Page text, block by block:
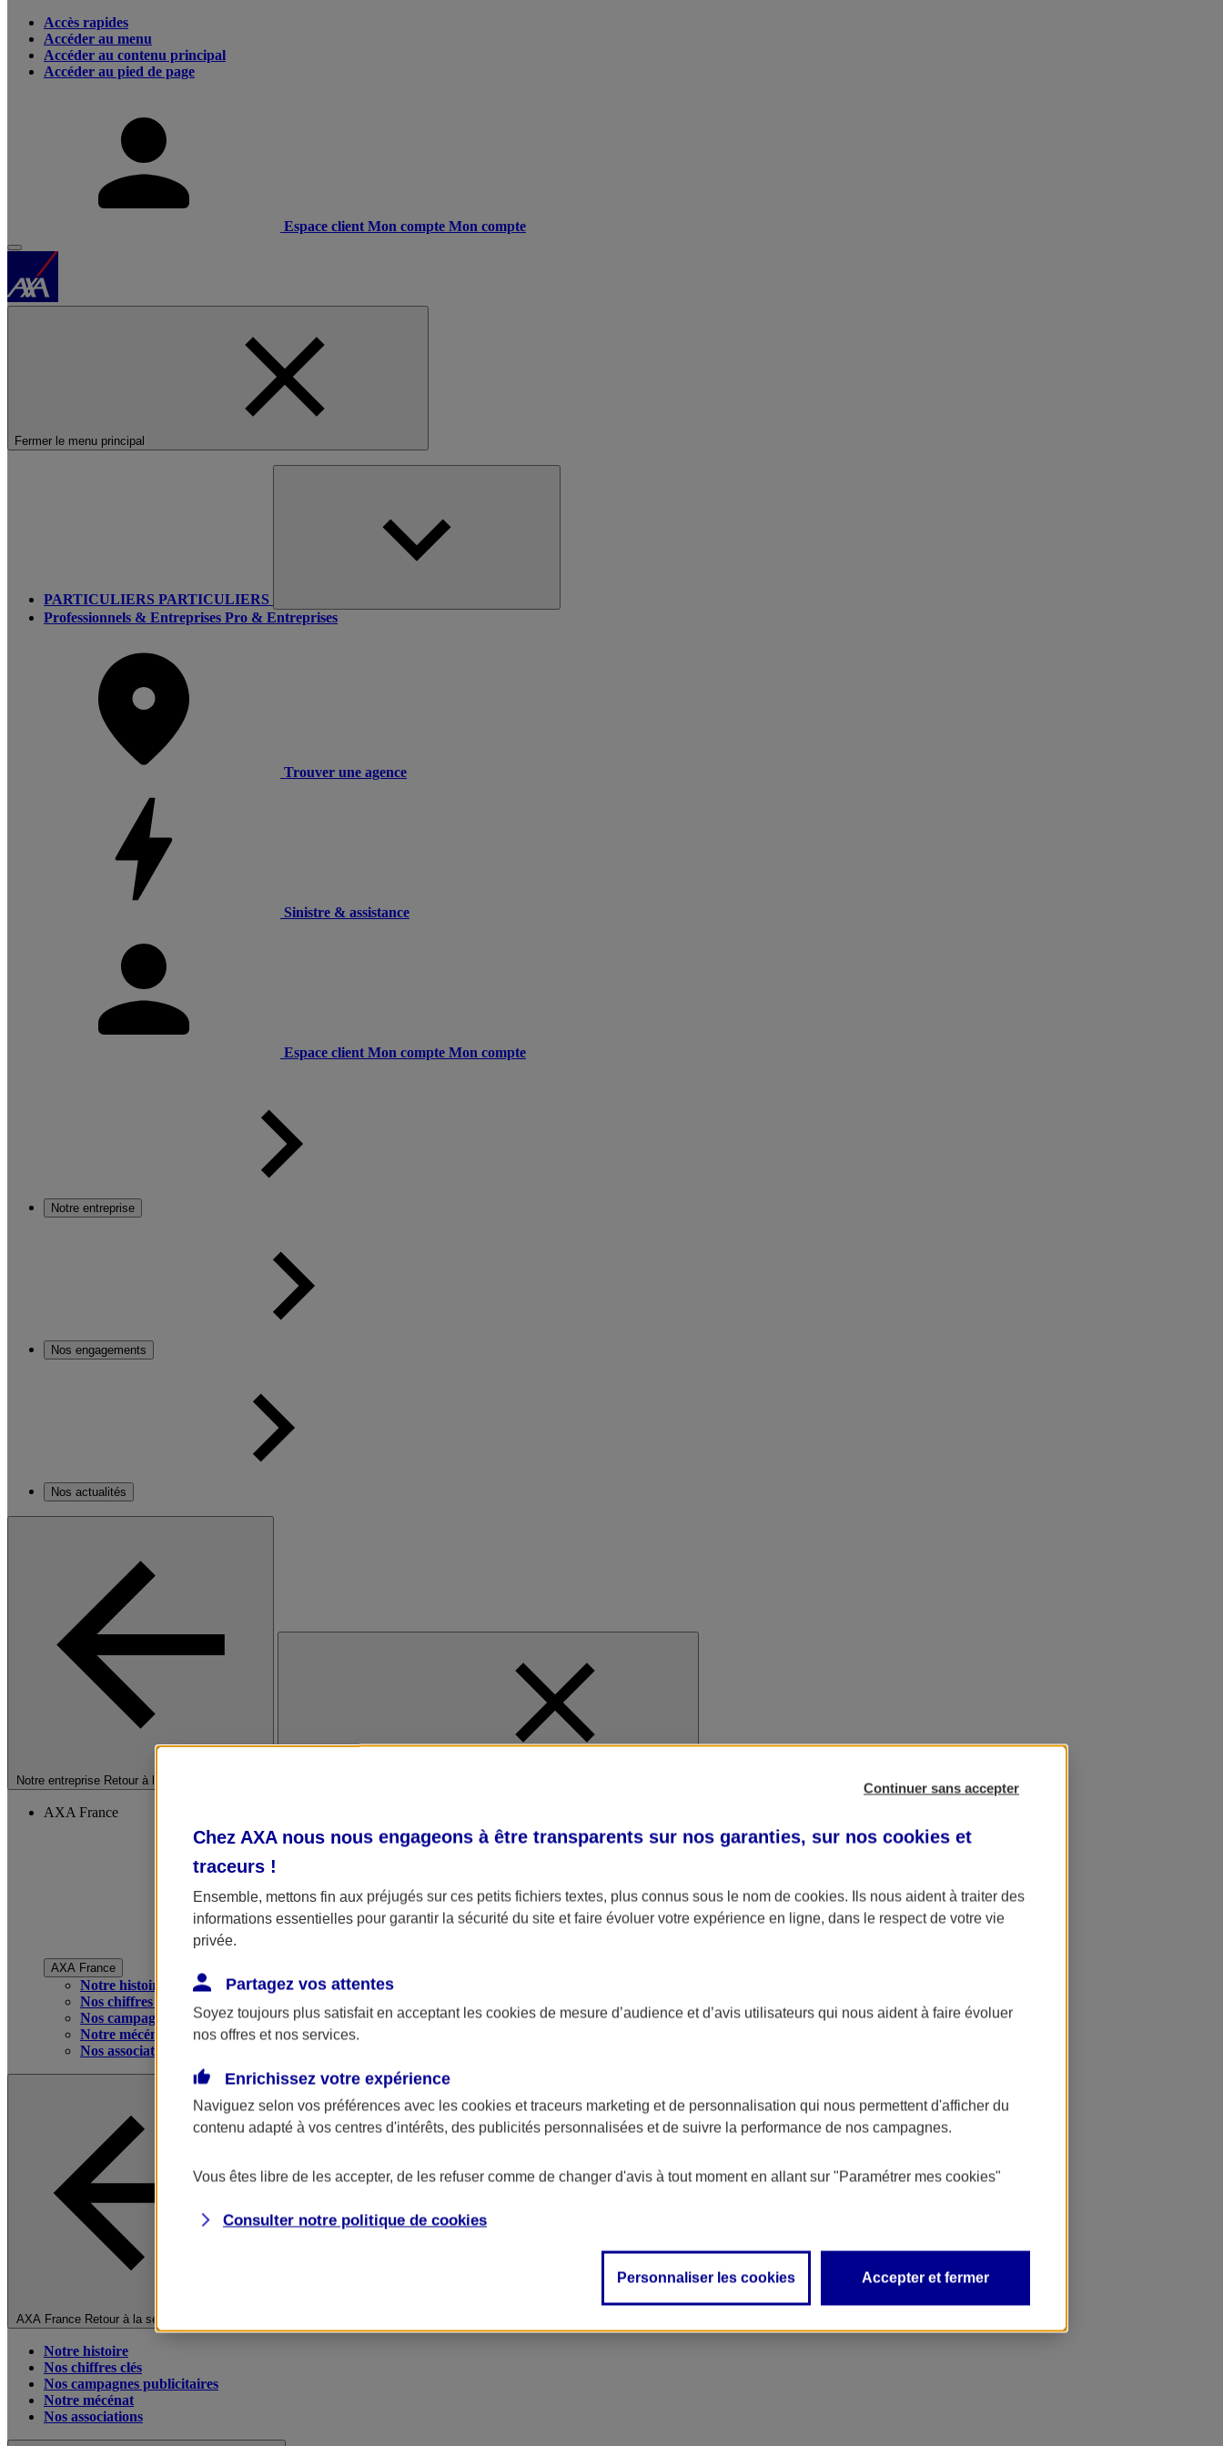
Accès rapides
Accéder au menu
Accéder au contenu principal
Accéder au pied de page
Espace client Mon compte Mon compte
Fermer le menu principal
PARTICULIERS PARTICULIERS
Professionnels & Entreprises Pro & Entreprises
Trouver une agence
Sinistre & assistance
Espace client Mon compte Mon compte
Notre entreprise
Nos engagements
Nos actualités
Notre entreprise Retour à la section précédente
AXA France
AXA France
Notre histoire
Nos chiffres clés
Nos campagnes publicitaires
Notre mécénat
Nos associations
AXA France Retour à la section précédente
Notre histoire
Nos chiffres clés
Nos campagnes publicitaires
Notre mécénat
Nos associations
Continuer sans accepter
Chez AXA nous nous engageons à être transparents sur nos garanties, sur nos cookies et
traceurs !
Ensemble, mettons fin aux préjugés sur ces petits fichiers textes, plus connus sous le nom de cookies. Ils nous aident à traiter des
informations essentielles pour garantir la sécurité du site et faire évoluer votre expérience en ligne, dans le respect de votre vie
privée.
Partagez vos attentes
Soyez toujours plus satisfait en acceptant les cookies de mesure d’audience et d’avis utilisateurs qui nous aident à faire évoluer
nos offres et nos services.
Enrichissez votre expérience
Naviguez selon vos préférences avec les cookies et traceurs marketing et de personnalisation qui nous permettent d'afficher du
contenu adapté à vos centres d'intérêts, des publicités personnalisées et de suivre la performance de nos campagnes.
Vous êtes libre de les accepter, de les refuser comme de changer d'avis à tout moment en allant sur "Paramétrer mes cookies"
Consulter notre politique de cookies
Personnaliser les cookies Accepter et fermer